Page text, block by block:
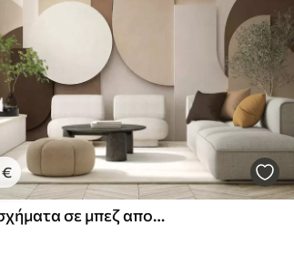
€
Γεωμετρικά σχήματα σε μπεζ αποχρώσεις με υφή, σε πολυεπίπεδη τρισδιάστατη σύνθεση, μινιμαλιστική και μοντέρνα διακοσμητική πινακίδα